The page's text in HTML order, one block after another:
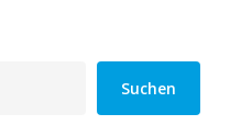
Suchen